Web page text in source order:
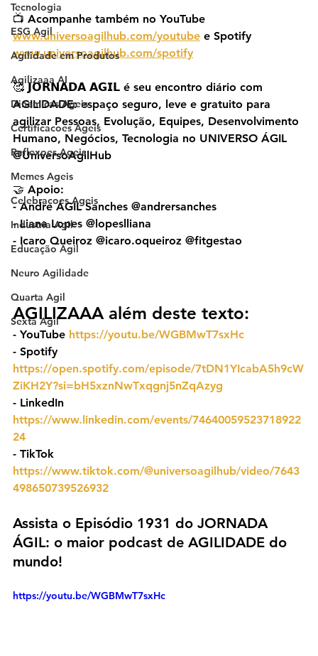
Tecnologia
ESG Agil
Agilidade em Produtos
Agilizaaa AI
Dinamicas Ageis
Certificacoes Ageis
Reflexoes Ageis
Memes Ageis
Celebracoes Ageis
Industria Agil
Educação Ágil
Neuro Agilidade
Quarta Agil
Sexta Agil
📺 Acompanhe também no YouTube
www.universoagilhub.com/youtube e Spotify
www.universoagilhub.com/spotify
🥰 𝗝𝗢𝗥𝗡𝗔𝗗𝗔 𝗔𝗚𝗜𝗟 é seu encontro diário com
AGILIDADE: espaço seguro, leve e gratuito para
agilizar Pessoas, Evolução, Equipes, Desenvolvimento
Humano, Negócios, Tecnologia no UNIVERSO ÁGIL
@UniversoAgilHub
🤝 Apoio:
- Andre ÁGIL Sanches @andrersanches
- Liana Lopes @lopeslliana
- Icaro Queiroz @icaro.oqueiroz @fitgestao
AGILIZAAA além deste texto:
- YouTube https://youtu.be/WGBMwT7sxHc
- ⁠Spotify
https://open.spotify.com/episode/7tDN1YIcabA5h9cW
ZiKH2Y?si=bH5xznNwTxqgnj5nZqAzyg
- ⁠LinkedIn
https://www.linkedin.com/events/74640059523718922
24
- TikTok
https://www.tiktok.com/@universoagilhub/video/7643
498650739526932
Assista o Episódio 1931 do JORNADA
ÁGIL: o maior podcast de AGILIDADE do
mundo!
https://youtu.be/WGBMwT7sxHc